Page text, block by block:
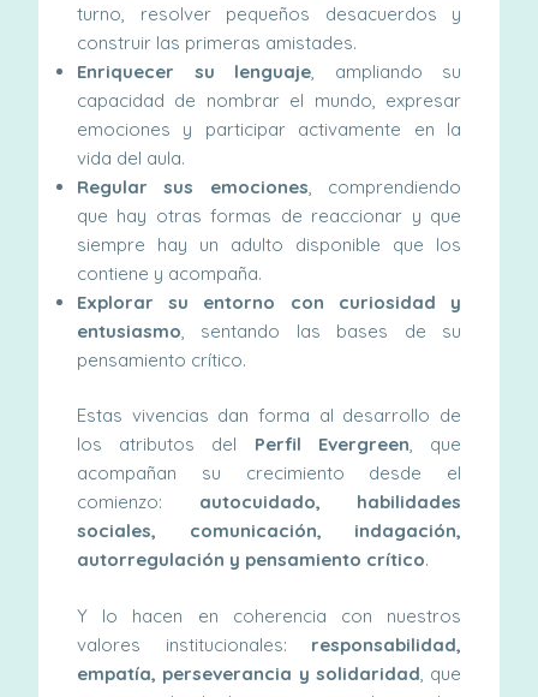
turno, resolver pequeños desacuerdos y
construir las primeras amistades.
Enriquecer su lenguaje , ampliando su
capacidad de nombrar el mundo, expresar
emociones y participar activamente en la
vida del aula.
Regular sus emociones , comprendiendo
que hay otras formas de reaccionar y que
siempre hay un adulto disponible que los
contiene y acompaña.
Explorar su entorno con curiosidad y
entusiasmo , sentando las bases de su
pensamiento crítico.
Estas vivencias dan forma al desarrollo de
los atributos del Perfil Evergreen, que
acompañan su crecimiento desde el
comienzo: autocuidado, habilidades
sociales, comunicación, indagación,
autorregulación y pensamiento crítico.
Y lo hacen en coherencia con nuestros
valores institucionales: responsabilidad,
empatía, perseverancia y solidaridad , que